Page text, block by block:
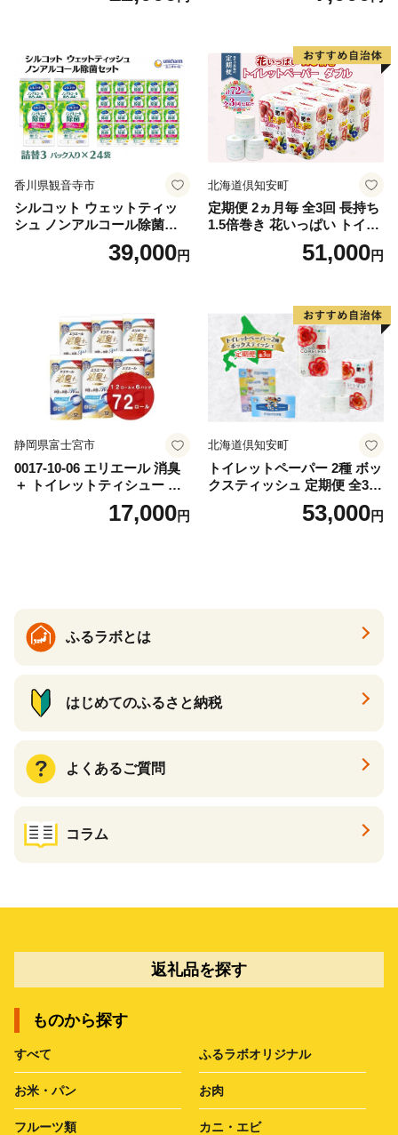
泡石鹸 石鹸 兵庫 兵庫県 小野
香川県観音寺市
シルコット ウェットティッ
シュ ノンアルコール除菌詰
替（43枚×3P）×24袋 日用品
おもちゃ 拭き取り 手拭き 外
39,000円
北海道倶知安町
定期便 2ヵ月毎 全3回 長持ち
1.5倍巻き 花いっぱい トイレ
ットペーパー ダブル 45ｍ 計
72ロール 全18種 花柄 プリン
ー 消耗品 備蓄 送料無料 北海
道 倶知安町 日用品
51,000円
静岡県富士宮市
0017-10-06 エリエール 消臭
＋ トイレットティシュー し
っかり香るフレッシュクリア
の香り ダブル 12ロール×6パ
17,000円
北海道倶知安町
トイレットペーパー 2種 ボッ
クスティッシュ 定期便 全3
回 日本製 まとめ買い 防災
常備品 日用雑貨 消耗品 生活
53,000円
ふるラボとは
はじめてのふるさと納税
よくあるご質問
コラム
返礼品を探す
ものから探す
すべて ふるラボオリジナル
お米・パン お肉
フルーツ類 カニ・エビ